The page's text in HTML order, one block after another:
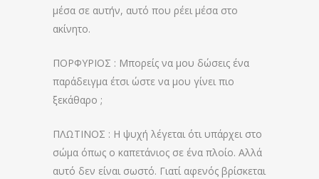
μέσα σε αυτήν, αυτό που ρέει μέσα στο
ακίνητο.
ΠΟΡΦΥΡΙΟΣ : Μπορείς να μου δώσεις ένα
παράδειγμα έτσι ώστε να μου γίνει πιο
ξεκάθαρο ;
ΠΛΩΤΙΝΟΣ : Η ψυχή λέγεται ότι υπάρχει στο
σώμα όπως ο καπετάνιος σε ένα πλοίο. Αλλά
αυτό δεν είναι σωστό. Γιατί αφενός βρίσκεται